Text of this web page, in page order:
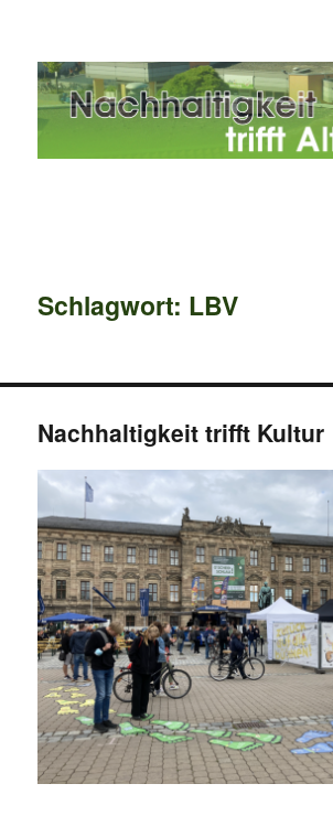
Schlagwort: LBV
Nachhaltigkeit trifft Kultur